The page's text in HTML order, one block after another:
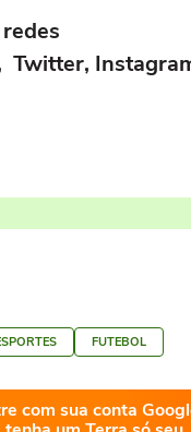
Twitter,
FUTEBOL
com sua conta